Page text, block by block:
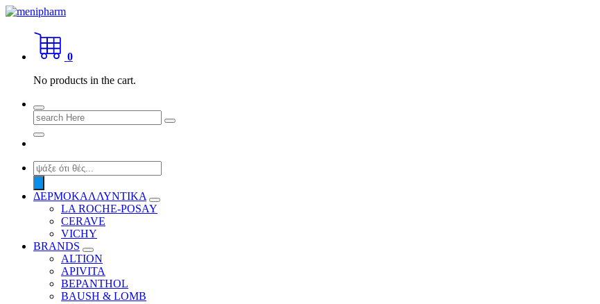
Skip
content
shop 2 easily
0
No products in the cart.
Search
for:
Products
search
ΔΕΡΜΟΚΑΛΛΥΝΤΙΚΑ
LA ROCHE-POSAY
CERAVE
VICHY
BRANDS
ALTION
APIVITA
BEPANTHOL
BAUSH & LOMB